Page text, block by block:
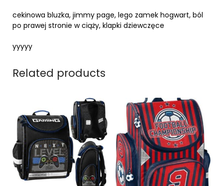
cekinowa bluzka, jimmy page, lego zamek hogwart, ból
po prawej stronie w ciąży, klapki dziewczęce
yyyyy
Related products